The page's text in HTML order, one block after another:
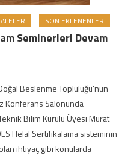
SON EKLENENLER
Seminerleri Devam
Beslenme Topluluğu’nun
Konferans Salonunda
Bilim Kurulu Üyesi Murat
Helal Sertifikalama sisteminin
ihtiyaç gibi konularda